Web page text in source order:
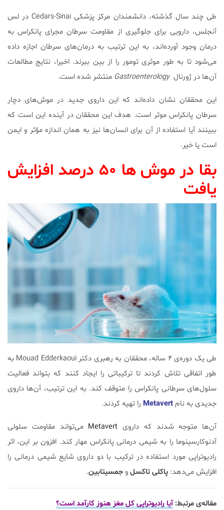
طی چند سال گذشته، دانشمندان مرکز پزشکی Cedars-Sinai در لس
آنجلس، دارویی برای جلوگیری از مقاومت سرطان مجرای پانکراس به
درمان وجود آورده‌اند، به این ترتیب به درمان‌های سرطان اجازه داده
می‌شود تا به طور موثری تومور را از بین ببرند. اخیرا، نتایج مطالعات
آن‌ها در ژورنالGastroenterology منتشر شده است.
این محققان نشان داده‌اند که این داروی جدید در موش‌های دچار
سرطان پانکراس موثر است. هدف این محققان در آینده این است که
ببینند آیا استفاده از آن برای انسان‌ها نیز به همان اندازه مؤثر و ایمن
است یا خیر.
بقا در موش ها ۵۰ درصد افزایش
یافت
طی یک دوره‌ی ۴ ساله، محققان به رهبری دکتر Mouad Edderkaoui به
طور اتفاقی تلاش کردند تا ترکیباتی را ایجاد کنند که بتواند فعالیت
سلول‌های سرطانی پانکراس را متوقف کند. به این ترتیب، آن‌ها داروی
جدیدی به نامMetavert را تهیه کردند.
آن‌ها متوجه شدند که داروی Metavert می‌تواند مقاومت سلولی
آدنوکارسینوما را به شیمی درمانی پانکراس مهار کند. افزون بر این، اثر
رادیوتراپی مورد استفاده در ترکیب با دو داروی شایع شیمی درمانی را
افزایش می‌دهد: پاکلی تاکسلو جمسیتابین.
مقاله‌ی مرتبط:آیا رادیوتراپی کل مغز هنوز کارآمد است؟